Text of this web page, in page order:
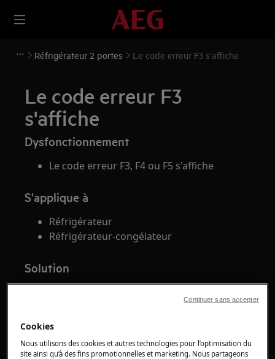
Réfrigérateur 2 portes Le code erreur F3 s'affiche
Le code erreur F3
s'affiche
Dysfonctionnement
Le code erreur F3, F4 ou F5 s'affiche
S'applique à
Réfrigérateur
Réfrigérateur-congélateur
Solution
un problème de capteur de température
défectueux.
Cookies
Nous utilisons des cookies et autres technologies pour l’optimisation du
site ainsi qu’à des fins promotionnelles et marketing. Nous partageons
Continuer sans accepter